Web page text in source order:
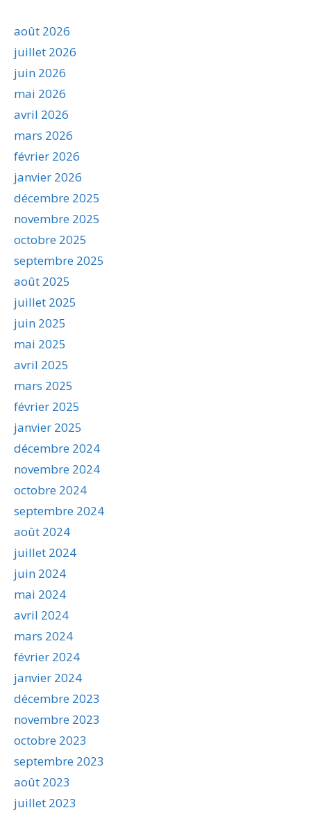
août 2026
juillet 2026
juin 2026
mai 2026
avril 2026
mars 2026
février 2026
janvier 2026
décembre 2025
novembre 2025
octobre 2025
septembre 2025
août 2025
juillet 2025
juin 2025
mai 2025
avril 2025
mars 2025
février 2025
janvier 2025
décembre 2024
novembre 2024
octobre 2024
septembre 2024
août 2024
juillet 2024
juin 2024
mai 2024
avril 2024
mars 2024
février 2024
janvier 2024
décembre 2023
novembre 2023
octobre 2023
septembre 2023
août 2023
juillet 2023